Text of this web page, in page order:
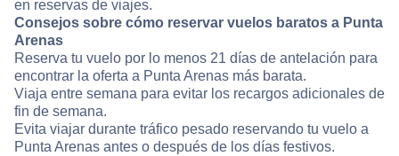
en reservas de viajes.
Consejos sobre cómo reservar vuelos baratos a Punta
Arenas
Reserva tu vuelo por lo menos 21 días de antelación para
encontrar la oferta a Punta Arenas más barata.
Viaja entre semana para evitar los recargos adicionales de
fin de semana.
Evita viajar durante tráfico pesado reservando tu vuelo a
Punta Arenas antes o después de los días festivos.